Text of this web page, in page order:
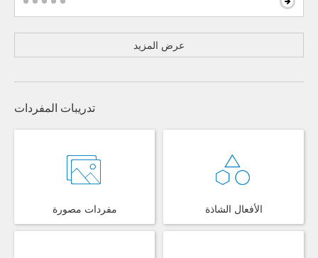
عرض المزيد
تدريبات المفردات
مفردات مصورة الأفعال الشاذة